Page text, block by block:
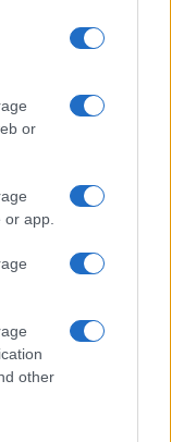
or
app.
other
parcheggio
incaricati